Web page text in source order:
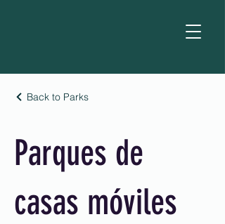
Back to Parks
Parques de
casas móviles